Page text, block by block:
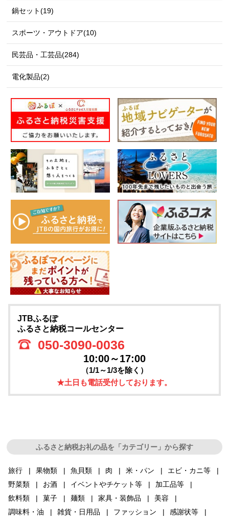
鍋セット(19)
スポーツ・アウトドア(10)
民芸品・工芸品(284)
電化製品(2)
JTBふるぽ
ふるさと納税コールセンター
050-3090-0036
10:00～17:00
（1/1～1/3を除く）
★土日も電話受付しております。
ふるさと納税お礼の品を「カテゴリー」から探す
旅行 果物類 魚貝類 肉 米・パン
エビ・カニ等
野菜類
お酒 イベントやチケット等
加工品等
飲料類
菓子 麺類 家具・装飾品
美容
調味料・油
雑貨・日用品 ファッション
感謝状等